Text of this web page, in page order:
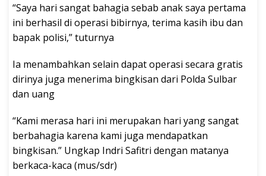
“Saya hari sangat bahagia sebab anak saya pertama
ini berhasil di operasi bibirnya, terima kasih ibu dan
bapak polisi,” tuturnya
Ia menambahkan selain dapat operasi secara gratis
dirinya juga menerima bingkisan dari Polda Sulbar
dan uang
“Kami merasa hari ini merupakan hari yang sangat
berbahagia karena kami juga mendapatkan
bingkisan.” Ungkap Indri Safitri dengan matanya
berkaca-kaca (mus/sdr)